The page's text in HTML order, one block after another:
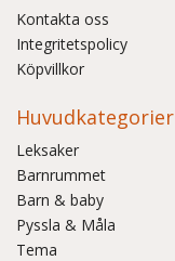
Kontakta oss
Integritetspolicy
Köpvillkor
Huvudkategorier
Leksaker
Barnrummet
Barn & baby
Pyssla & Måla
Tema